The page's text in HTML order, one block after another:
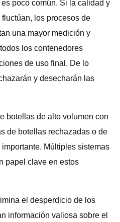
poco común. Si la calidad y
los procesos de
una mayor medición y
los contenedores
de uso final. De lo
y desecharán las
botellas de alto volumen con
de botellas rechazadas o de
Múltiples sistemas
papel clave en estos
el desperdicio de los
información valiosa sobre el